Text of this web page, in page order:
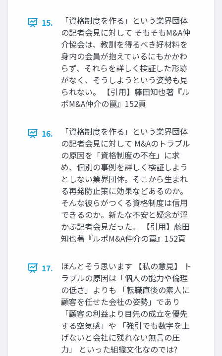
15.
「資格制度を作る」という業界団体
の記者会見に対して そもそもM&A仲
介協会は、教訓を得るべき好材料を
身内の会員が抱えているにもかかわ
らず、それらを詳しく検証した形跡
がなく、そうしようという姿勢も見
られない。 【引用】藤田知也著『ル
ポM&A仲介の罠』152頁
16.
「資格制度を作る」という業界団体
の記者会見に対して M&Aのトラブル
の原因を「資格制度の不在」に求
め、個別の事例を詳しく検証しよう
としない業界団体。そこから生まれ
る再発防止策に効果などあるのか。
そんな彼らがつくる資格制度は信用
できるのか。新たな不安と疑念が浮
かぶ記者会見だった。 【引用】藤田
知也著『ルポM&A仲介の罠』152頁
17.
ほんとそう思います 【私の意見】 ト
ラブルの原因は「個人の能力や倫理
の低さ」よりも 「転職直後の素人に
顧客を任せた会社の姿勢」であり
「顧客の利益より目先の成立を優先
する空気感」や 「強引でも数字を上
げないと会社に残れない無言の圧
力」 といった組織文化なのでは?